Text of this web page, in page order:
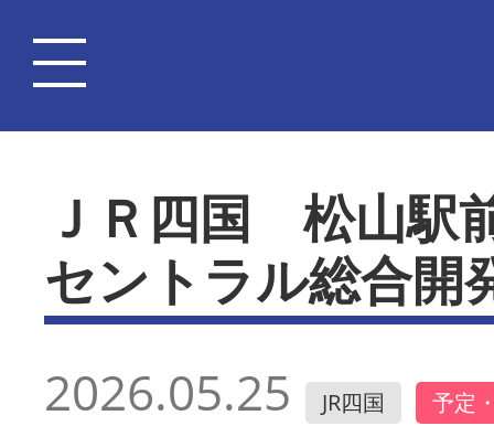
ＪＲ四国 松山駅
セントラル総合開
2026.05.25 JR四国 予定